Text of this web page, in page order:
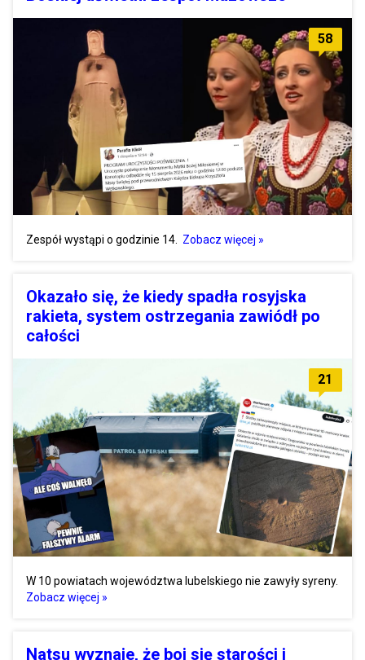
58
Zespół wystąpi o godzinie 14. Zobacz więcej »
Okazało się, że kiedy spadła rosyjska
rakieta, system ostrzegania zawiódł po
całości
21
W 10 powiatach województwa lubelskiego nie zawyły syreny.
Zobacz więcej »
Natsu wyznaje, że boi się starości i